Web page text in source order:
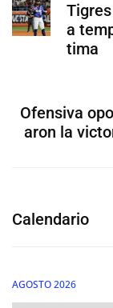
a
tima
Ofensiva
aron la
Calendario
AGOSTO 2026